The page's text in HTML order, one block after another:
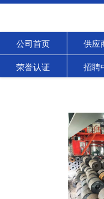
公司首页 供应
荣誉认证 招聘